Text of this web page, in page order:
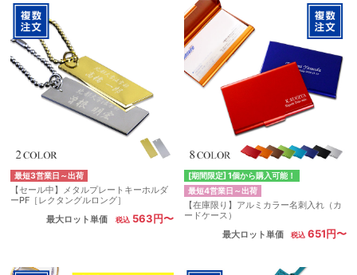
最短3営業日～出荷
【セール中】メタルプレートキーホルダ
ーPF［レクタングルロング］
最大ロット単価
563円〜
[期間限定] 1個から購入可能！
最短4営業日～出荷
【在庫限り】アルミカラー名刺入れ（カ
ードケース）
最大ロット単価
651円〜